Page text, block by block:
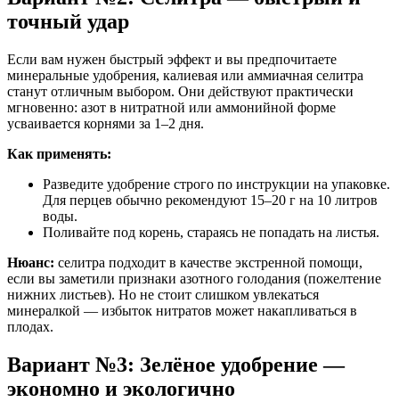
точный удар
Если вам нужен быстрый эффект и вы предпочитаете
минеральные удобрения, калиевая или аммиачная селитра
станут отличным выбором. Они действуют практически
мгновенно: азот в нитратной или аммонийной форме
усваивается корнями за 1–2 дня.
Как применять:
Разведите удобрение строго по инструкции на упаковке.
Для перцев обычно рекомендуют 15–20 г на 10 литров
воды.
Поливайте под корень, стараясь не попадать на листья.
Нюанс: селитра подходит в качестве экстренной помощи,
если вы заметили признаки азотного голодания (пожелтение
нижних листьев). Но не стоит слишком увлекаться
минералкой — избыток нитратов может накапливаться в
плодах.
Вариант №3: Зелёное удобрение —
экономно и экологично